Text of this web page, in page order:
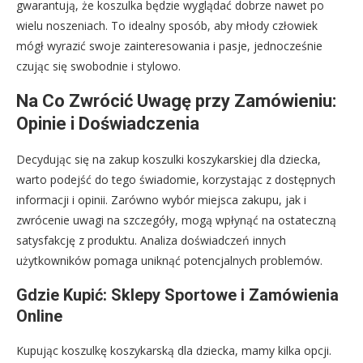
gwarantują, że koszulka będzie wyglądać dobrze nawet po
wielu noszeniach. To idealny sposób, aby młody człowiek
mógł wyrazić swoje zainteresowania i pasje, jednocześnie
czując się swobodnie i stylowo.
Na Co Zwrócić Uwagę przy Zamówieniu:
Opinie i Doświadczenia
Decydując się na zakup koszulki koszykarskiej dla dziecka,
warto podejść do tego świadomie, korzystając z dostępnych
informacji i opinii. Zarówno wybór miejsca zakupu, jak i
zwrócenie uwagi na szczegóły, mogą wpłynąć na ostateczną
satysfakcję z produktu. Analiza doświadczeń innych
użytkowników pomaga uniknąć potencjalnych problemów.
Gdzie Kupić: Sklepy Sportowe i Zamówienia
Online
Kupując koszulkę koszykarską dla dziecka, mamy kilka opcji.